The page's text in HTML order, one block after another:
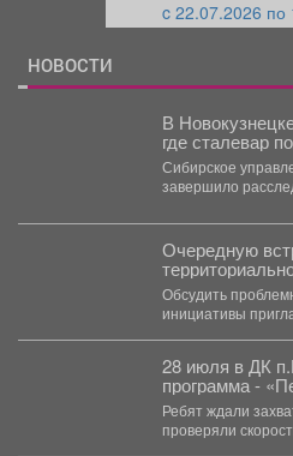
c 22.07.2026 по
НОВОСТИ
В
где сталевар
Сибирское
завершило
Очередную
Обсудить
инициативы
28 июля в ДК
программа -
Ребят ждали
проверяли